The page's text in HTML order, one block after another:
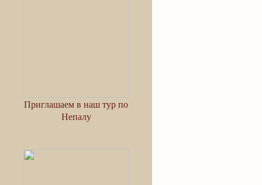
Приглашаем в наш тур по
Непалу